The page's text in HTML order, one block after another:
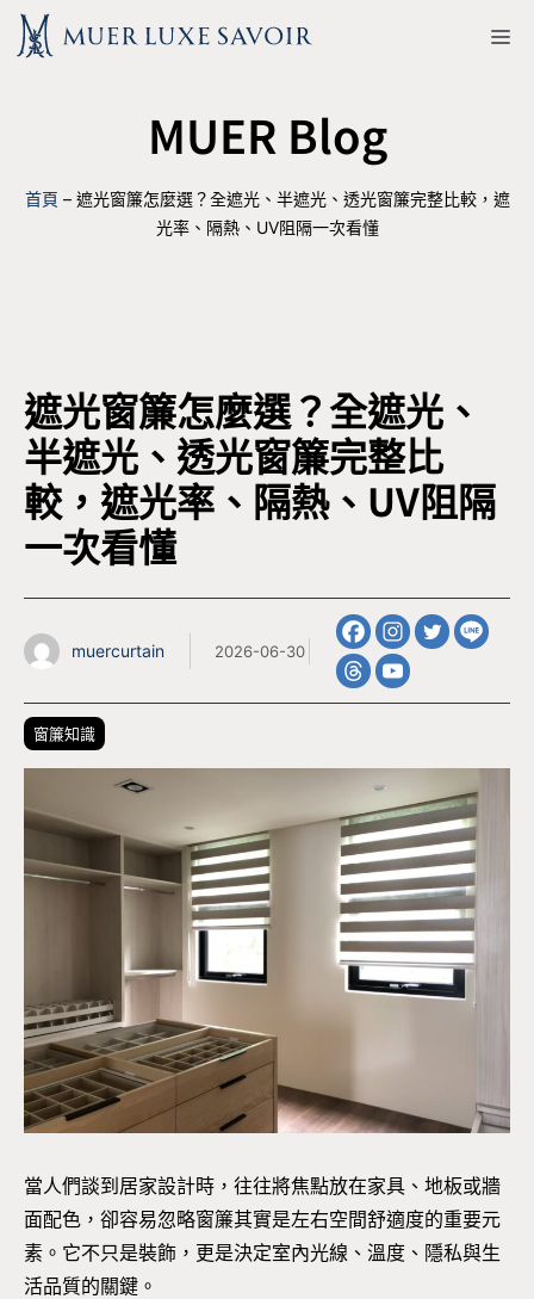
至
MUER Blog
首頁 – 遮光窗簾怎麼選？全遮光、半遮光、透光窗簾完整比較，遮
光率、隔熱、UV阻隔一次看懂
遮光窗簾怎麼選？全遮光、
半遮光、透光窗簾完整比
較，遮光率、隔熱、UV阻隔
一次看懂
muercurtain 2026-06-30
窗簾知識
當人們談到居家設計時，往往將焦點放在家具、地板或牆
面配色，卻容易忽略窗簾其實是左右空間舒適度的重要元
素。它不只是裝飾，更是決定室內光線、溫度、隱私與生
活品質的關鍵。